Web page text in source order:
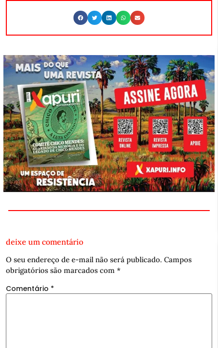
deixe um comentário
O seu endereço de e-mail não será publicado. Campos
obrigatórios são marcados com *
Comentário *